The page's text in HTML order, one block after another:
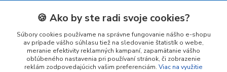
Batérie a nabíjačky
Drogéria a kozmetika
Malé domáce spotrebiče
Kancelárske potreby
🍪 Ako by ste radi svoje cookies?
Súbory cookies používame na správne fungovanie nášho e-shopu
av prípade vášho súhlasu tiež na sledovanie štatistík o webe,
meranie efektivity reklamných kampaní, zapamätanie vášho
obľúbeného nastavenia pri používaní stránok, či zobrazenie
reklám zodpovedajúcich vašim preferenciám. Viac na využitie